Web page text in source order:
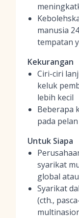
manusia
tempatan
Kekurangan
Ciri-ciri
keluk
lebih kecil
Beberapa
pada
Untuk Siapa
syarikat
global
Syarikat
(cth.,